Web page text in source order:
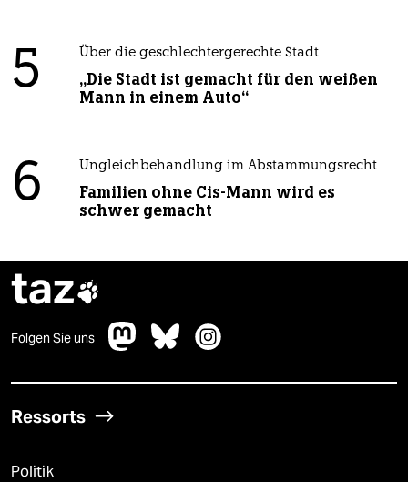
5 Über die geschlechtergerechte Stadt
„Die Stadt ist gemacht für den weißen
Mann in einem Auto“
6 Ungleichbehandlung im Abstammungsrecht
Familien ohne Cis-Mann wird es
schwer gemacht
taz
Folgen Sie uns
Ressorts
Politik